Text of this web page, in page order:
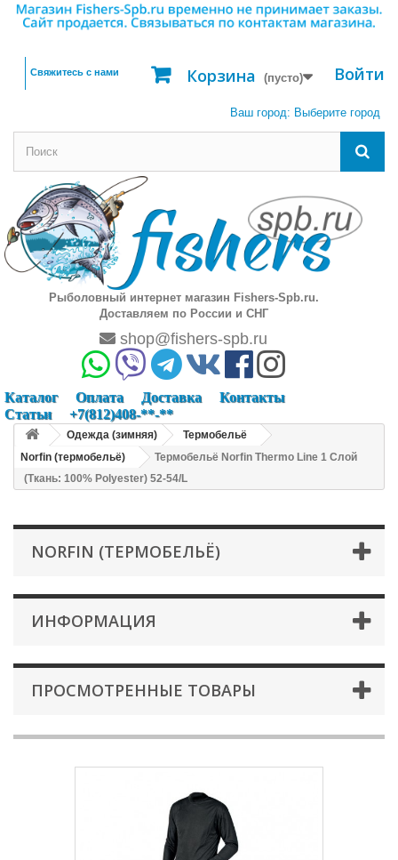
Войти
Корзина (пусто)
Свяжитесь с нами
Ваш город: Выберите город
Рыболовный интернет магазин Fishers-Spb.ru.
Доставляем по России и СНГ
shop@fishers-spb.ru
Каталог Оплата Доставка
Контакты
Статьи
+7(812)408-**-**
Одежда (зимняя)
Термобельё
Norfin (термобельё)
Термобельё Norfin Thermo Line 1 Слой
(Ткань: 100% Polyester) 52-54/L
NORFIN (ТЕРМОБЕЛЬЁ)
ИНФОРМАЦИЯ
ПРОСМОТРЕННЫЕ ТОВАРЫ